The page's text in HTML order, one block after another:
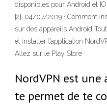
disponibles pour Android et
[2]. 04/07/2019 · Comment
sur des appareils Android
et installer l’application
Allez sur le Play Store
NordVPN est
te permet de te